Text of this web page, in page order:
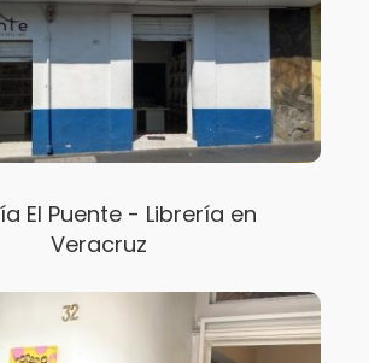
El Puente - Librería en
Veracruz